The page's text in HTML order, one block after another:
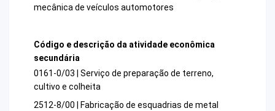
mecânica de veículos automotores
Código e descrição da atividade econômica
secundária
0161-0/03 | Serviço de preparação de terreno,
cultivo e colheita
2512-8/00 | Fabricação de esquadrias de metal